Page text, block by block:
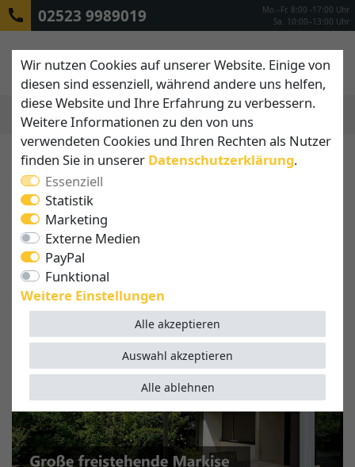
02523 9989019
Mo.–Fr. 8:00 -17:00 Uhr
Sa. 10:00–13:00 Uhr
Wir nutzen Cookies auf unserer Website. Einige von
diesen sind essenziell, während andere uns helfen,
diese Website und Ihre Erfahrung zu verbessern.
Weitere Informationen zu den von uns
verwendeten Cookies und Ihren Rechten als Nutzer
finden Sie in unserer Daten­schutz­erklärung.
Essenziell
Statistik
Marketing
Externe Medien
PayPal
Funktional
Weitere Einstellungen
Alle akzeptieren
Alle ablehnen
Auswahl akzeptieren